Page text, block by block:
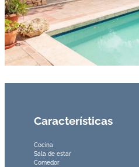
Características
Cocina
Sala de estar
Comedor